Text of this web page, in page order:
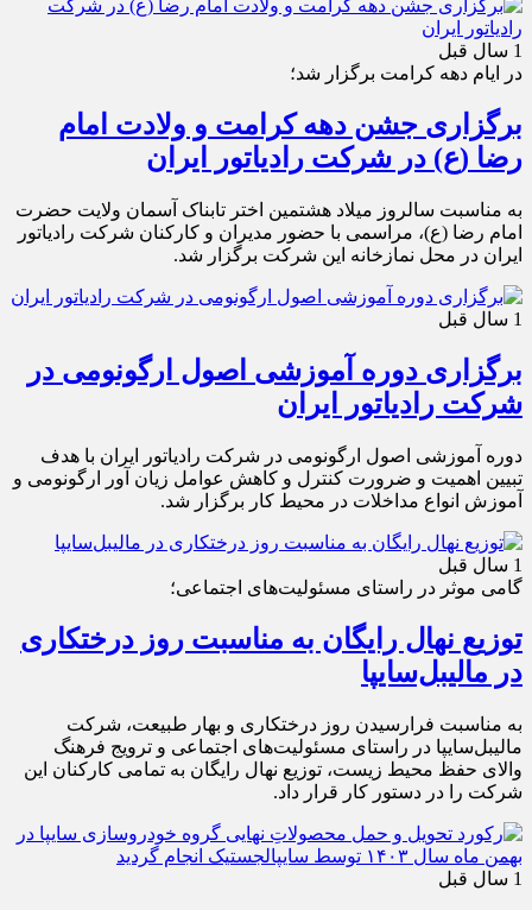
1 سال قبل
در ایام دهه کرامت برگزار شد؛
برگزاری جشن دهه کرامت و ولادت امام
رضا (ع) در شرکت رادیاتور ایران
به مناسبت سالروز میلاد هشتمین اختر تابناک آسمان ولایت حضرت
امام رضا (ع)، مراسمی با حضور مدیران و کارکنان شرکت رادیاتور
ایران در محل نمازخانه این شرکت برگزار شد.
1 سال قبل
برگزاری دوره آموزشی اصول ارگونومی در
شرکت رادیاتور ایران
دوره آموزشی اصول ارگونومی در شرکت رادیاتور ایران با هدف
تبیین اهمیت و ضرورت کنترل و کاهش عوامل زیان آور ارگونومی و
آموزش انواع مداخلات در محیط کار برگزار شد.
1 سال قبل
گامی موثر در راستای مسئولیت‌های اجتماعی؛
توزیع نهال رایگان به مناسبت روز درختکاری
در مالیبل‌سایپا
به مناسبت فرارسیدن روز درختکاری و بهار طبیعت، شرکت
مالیبل‌سایپا در راستای مسئولیت‌های اجتماعی و ترویج فرهنگ
والای حفظ محیط زیست، توزیع نهال رایگان به تمامی کارکنان این
شرکت را در دستور کار قرار داد.
1 سال قبل